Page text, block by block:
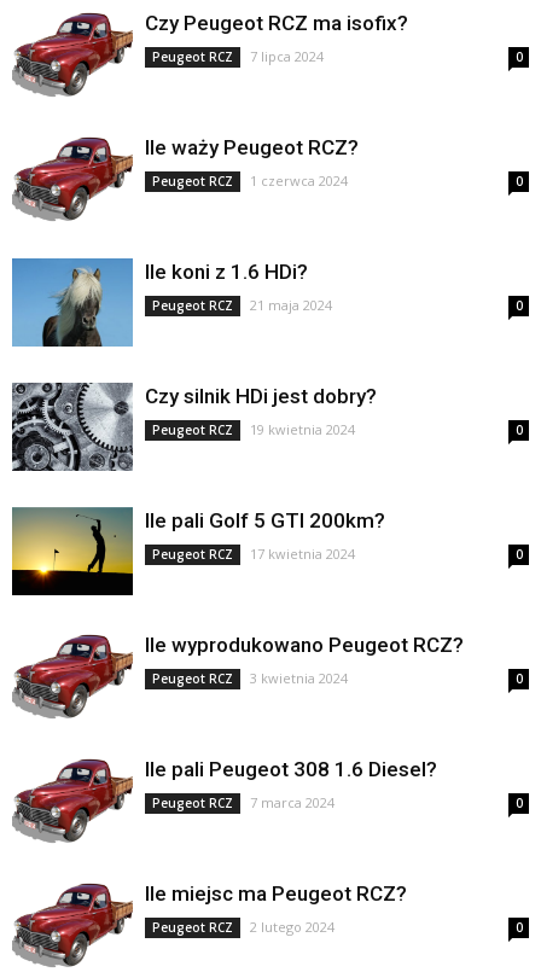
Czy Peugeot RCZ ma isofix?
Peugeot RCZ 7 lipca 2024 0
Ile waży Peugeot RCZ?
Peugeot RCZ 1 czerwca 2024 0
Ile koni z 1.6 HDi?
Peugeot RCZ 21 maja 2024 0
Czy silnik HDi jest dobry?
Peugeot RCZ 19 kwietnia 2024 0
Ile pali Golf 5 GTI 200km?
Peugeot RCZ 17 kwietnia 2024 0
Ile wyprodukowano Peugeot RCZ?
Peugeot RCZ 3 kwietnia 2024 0
Ile pali Peugeot 308 1.6 Diesel?
Peugeot RCZ 7 marca 2024 0
Ile miejsc ma Peugeot RCZ?
Peugeot RCZ 2 lutego 2024 0